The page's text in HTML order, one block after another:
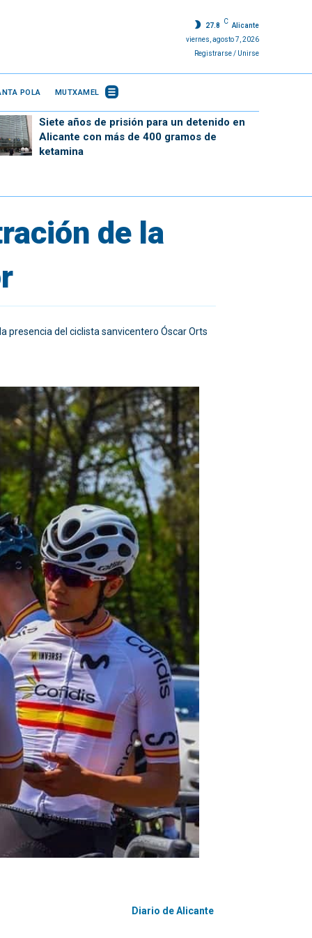
27.8
C
Alicante
viernes, agosto 7, 2026
Registrarse / Unirse
POLA MUTXAMEL
Siete años de prisión para un detenido en
Alicante con más de 400 gramos de
ketamina
de la
presencia del ciclista sanvicentero Óscar Orts
Diario de Alicante